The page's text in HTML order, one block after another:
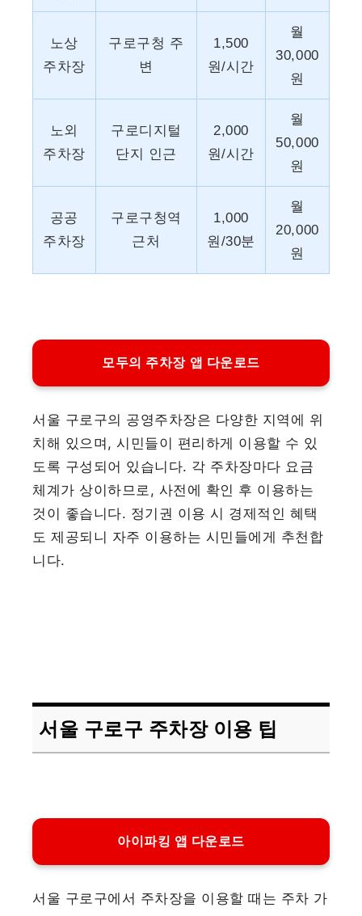
노상
주차장
구로구청 주
변
1,500
원/시간
월
30,000
원
노외
주차장
구로디지털
단지 인근
2,000
원/시간
월
50,000
원
공공
주차장
구로구청역
근처
1,000
원/30분
월
20,000
원
모두의 주차장 앱 다운로드
서울 구로구의 공영주차장은 다양한 지역에 위
치해 있으며, 시민들이 편리하게 이용할 수 있
도록 구성되어 있습니다. 각 주차장마다 요금
체계가 상이하므로, 사전에 확인 후 이용하는
것이 좋습니다. 정기권 이용 시 경제적인 혜택
도 제공되니 자주 이용하는 시민들에게 추천합
니다.
서울 구로구 주차장 이용 팁
아이파킹 앱 다운로드
서울 구로구에서 주차장을 이용할 때는 주차 가